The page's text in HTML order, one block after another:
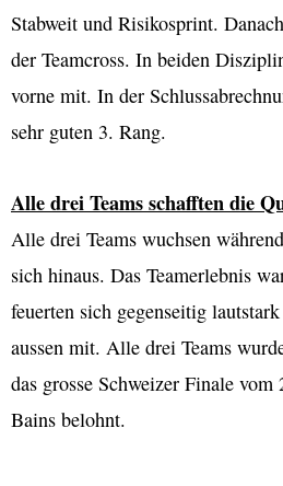
Stabweit und Risikosprint.
der Teamcross. In beiden
vorne mit. In der
sehr guten 3. Rang.
Alle drei Teams schafften die
Alle drei Teams wuchsen
sich hinaus. Das Teamerlebnis
feuerten sich gegenseitig
aussen mit. Alle drei Teams
das grosse Schweizer Finale
Bains belohnt.